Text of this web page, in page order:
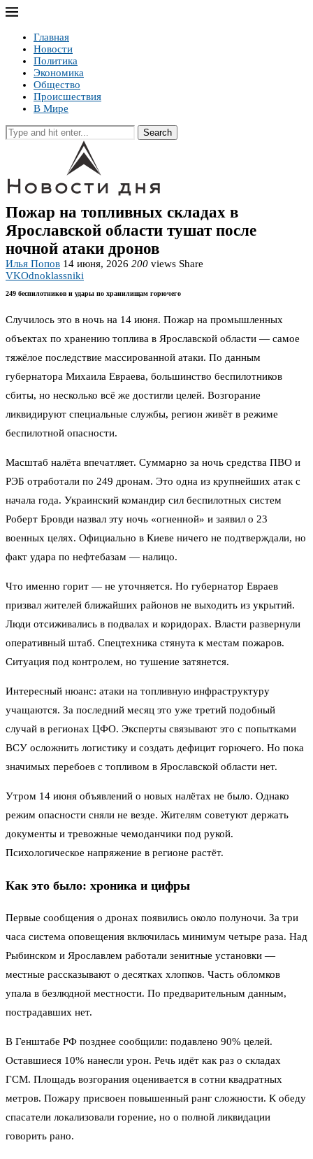
Главная
Новости
Политика
Экономика
Общество
Происшествия
В Мире
Search
Пожар на топливных складах в
Ярославской области тушат после
ночной атаки дронов
Илья Попов 14 июня, 2026 200 views Share
VKOdnoklassniki
249 беспилотников и удары по хранилищам горючего
Случилось это в ночь на 14 июня. Пожар на промышленных
объектах по хранению топлива в Ярославской области — самое
тяжёлое последствие массированной атаки. По данным
губернатора Михаила Евраева, большинство беспилотников
сбиты, но несколько всё же достигли целей. Возгорание
ликвидируют специальные службы, регион живёт в режиме
беспилотной опасности.
Масштаб налёта впечатляет. Суммарно за ночь средства ПВО и
РЭБ отработали по 249 дронам. Это одна из крупнейших атак с
начала года. Украинский командир сил беспилотных систем
Роберт Бровди назвал эту ночь «огненной» и заявил о 23
военных целях. Официально в Киеве ничего не подтверждали, но
факт удара по нефтебазам — налицо.
Что именно горит — не уточняется. Но губернатор Евраев
призвал жителей ближайших районов не выходить из укрытий.
Люди отсиживались в подвалах и коридорах. Власти развернули
оперативный штаб. Спецтехника стянута к местам пожаров.
Ситуация под контролем, но тушение затянется.
Интересный нюанс: атаки на топливную инфраструктуру
учащаются. За последний месяц это уже третий подобный
случай в регионах ЦФО. Эксперты связывают это с попытками
ВСУ осложнить логистику и создать дефицит горючего. Но пока
значимых перебоев с топливом в Ярославской области нет.
Утром 14 июня объявлений о новых налётах не было. Однако
режим опасности сняли не везде. Жителям советуют держать
документы и тревожные чемоданчики под рукой.
Психологическое напряжение в регионе растёт.
Как это было: хроника и цифры
Первые сообщения о дронах появились около полуночи. За три
часа система оповещения включилась минимум четыре раза. Над
Рыбинском и Ярославлем работали зенитные установки —
местные рассказывают о десятках хлопков. Часть обломков
упала в безлюдной местности. По предварительным данным,
пострадавших нет.
В Генштабе РФ позднее сообщили: подавлено 90% целей.
Оставшиеся 10% нанесли урон. Речь идёт как раз о складах
ГСМ. Площадь возгорания оценивается в сотни квадратных
метров. Пожару присвоен повышенный ранг сложности. К обеду
спасатели локализовали горение, но о полной ликвидации
говорить рано.